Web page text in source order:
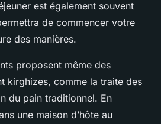
est également souvent
de commencer votre
des manières.
proposent même des
kirghizes, comme la traite des
du pain traditionnel. En
une maison d’hôte au